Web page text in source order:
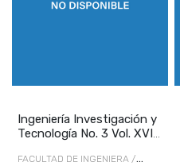
Ingeniería Investigación y
Tecnología No. 3 Vol. XVI
FACULTAD DE INGENIERA /